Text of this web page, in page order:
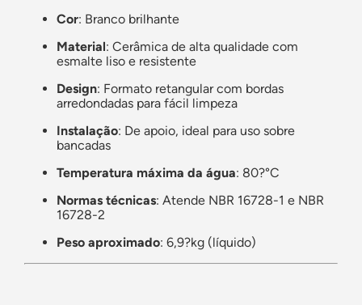
Cor: Branco brilhante
Material: Cerâmica de alta qualidade com
esmalte liso e resistente
Design: Formato retangular com bordas
arredondadas para fácil limpeza
Instalação: De apoio, ideal para uso sobre
bancadas
Temperatura máxima da água: 80?°C
Normas técnicas: Atende NBR 16728-1 e NBR
16728-2
Peso aproximado: 6,9?kg (líquido)